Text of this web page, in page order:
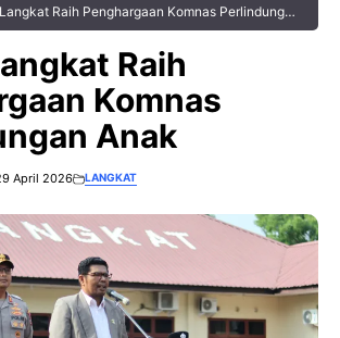
Raih Penghargaan Komnas Perlindungan
Raih
Komnas
Anak
April 2026 LANGKAT